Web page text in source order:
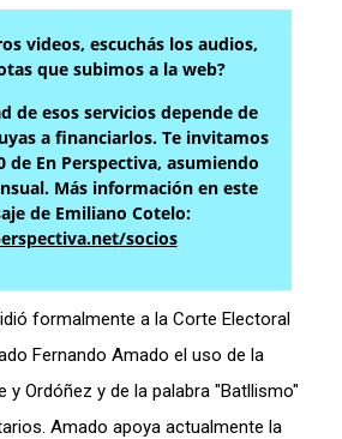
videos, escuchás los audios,
que subimos a la web?
de esos servicios depende de
a financiarlos. Te invitamos
de En Perspectiva, asumiendo
Más información en este
de Emiliano Cotelo:
socios
formalmente a la Corte Electoral
Fernando Amado el uso de la
y Ordóñez y de la palabra "Batllismo"
Amado apoya actualmente la